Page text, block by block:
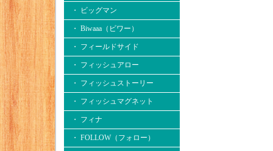
・ ビッグマン
・ Biwaaa（ビワー）
・ フィールドサイド
・ フィッシュアロー
・ フィッシュストーリー
・ フィッシュマグネット
・ フィナ
・ FOLLOW（フォロー）